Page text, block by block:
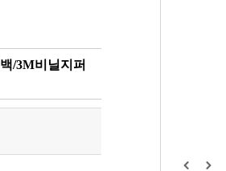
/3M비닐지퍼